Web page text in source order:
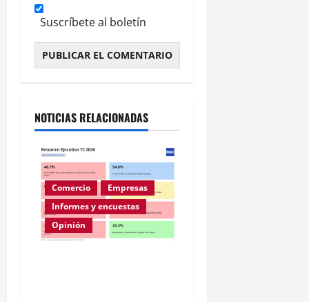
Suscríbete al boletín
NOTICIAS RELACIONADAS
Comercio
Empresas
Informes y encuestas
Opinión